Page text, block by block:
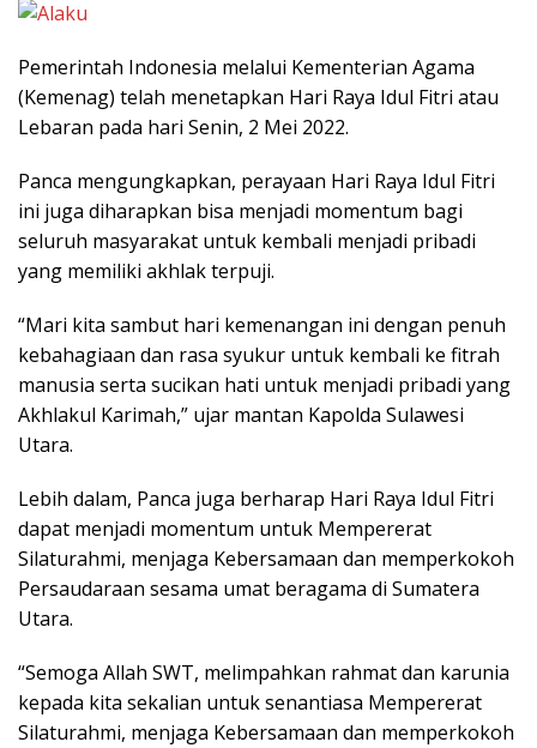
Pemerintah Indonesia melalui Kementerian Agama
(Kemenag) telah menetapkan Hari Raya Idul Fitri atau
Lebaran pada hari Senin, 2 Mei 2022.
Panca mengungkapkan, perayaan Hari Raya Idul Fitri
ini juga diharapkan bisa menjadi momentum bagi
seluruh masyarakat untuk kembali menjadi pribadi
yang memiliki akhlak terpuji.
“Mari kita sambut hari kemenangan ini dengan penuh
kebahagiaan dan rasa syukur untuk kembali ke fitrah
manusia serta sucikan hati untuk menjadi pribadi yang
Akhlakul Karimah,” ujar mantan Kapolda Sulawesi
Utara.
Lebih dalam, Panca juga berharap Hari Raya Idul Fitri
dapat menjadi momentum untuk Mempererat
Silaturahmi, menjaga Kebersamaan dan memperkokoh
Persaudaraan sesama umat beragama di Sumatera
Utara.
“Semoga Allah SWT, melimpahkan rahmat dan karunia
kepada kita sekalian untuk senantiasa Mempererat
Silaturahmi, menjaga Kebersamaan dan memperkokoh